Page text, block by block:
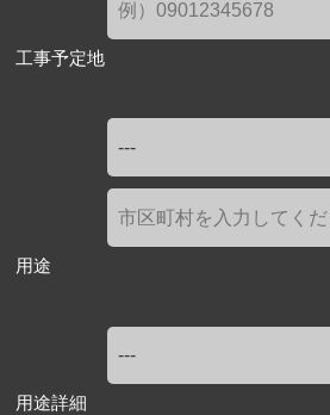
工事予定地
用途
用途詳細